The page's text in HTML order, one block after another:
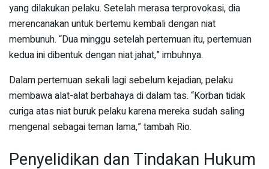
yang dilakukan pelaku. Setelah merasa terprovokasi, dia
merencanakan untuk bertemu kembali dengan niat
membunuh. “Dua minggu setelah pertemuan itu, pertemuan
kedua ini dibentuk dengan niat jahat,” imbuhnya.
Dalam pertemuan sekali lagi sebelum kejadian, pelaku
membawa alat-alat berbahaya di dalam tas. “Korban tidak
curiga atas niat buruk pelaku karena mereka sudah saling
mengenal sebagai teman lama,” tambah Rio.
Penyelidikan dan Tindakan Hukum